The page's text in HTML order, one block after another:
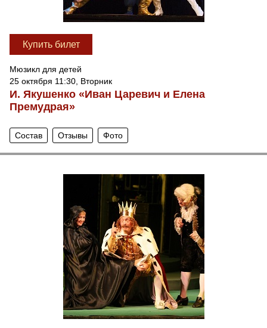
Купить билет
Мюзикл для детей
25 октября 11:30, Вторник
И. Якушенко «Иван Царевич и Елена
Премудрая»
Состав Отзывы Фото